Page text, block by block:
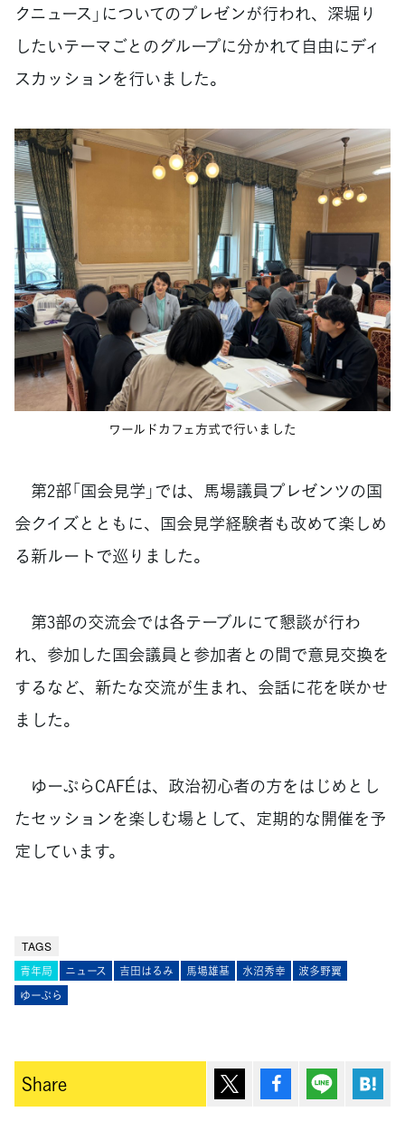
クニュース」についてのプレゼンが行われ、深堀り
したいテーマごとのグループに分かれて自由にディ
スカッションを行いました。
ワールドカフェ方式で行いました
第2部「国会見学」では、馬場議員プレゼンツの国
会クイズとともに、国会見学経験者も改めて楽しめ
る新ルートで巡りました。
第3部の交流会では各テーブルにて懇談が行わ
れ、参加した国会議員と参加者との間で意見交換を
するなど、新たな交流が生まれ、会話に花を咲かせ
ました。
ゆーぷらCAFÉは、政治初心者の方をはじめとし
たセッションを楽しむ場として、定期的な開催を予
定しています。
TAGS
青年局 ニュース 吉田はるみ 馬場雄基 水沼秀幸
波多野翼
ゆーぷら
Share ポスト シェア Lineで送